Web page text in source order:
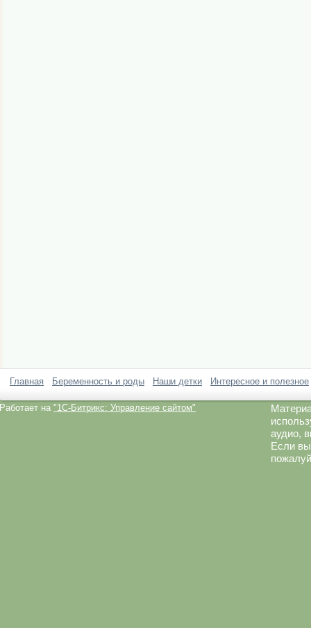
Главная Беременность и роды Наши детки Интересное и полезное
Работает на "1C-Битрикс: Управление сайтом"
аудио,
Если вы